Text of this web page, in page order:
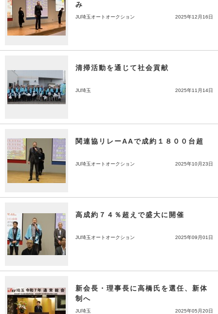
み
JU埼玉オートオークション 2025年12月16日
清掃活動を通じて社会貢献
JU埼玉 2025年11月14日
関連協リレーAAで成約１８００台超
JU埼玉オートオークション 2025年10月23日
高成約７４％超えで盛大に開催
JU埼玉オートオークション 2025年09月01日
新会長・理事長に高橋氏を選任、新体
制へ
JU埼玉 2025年05月20日